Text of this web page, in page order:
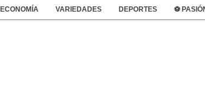
ECONOMÍA VARIEDADES DEPORTES ⚽